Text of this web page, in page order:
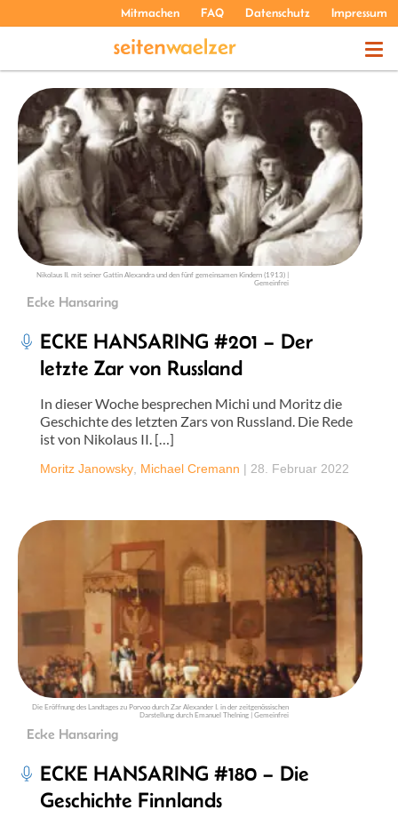
Mitmachen FAQ Datenschutz Impressum
THEMEN
PODCASTS
ÜBER UNS
Nikolaus II. mit seiner Gattin Alexandra und den fünf gemeinsamen Kindern (1913) |
Gemeinfrei
Ecke Hansaring
ECKE HANSARING #201 – Der
letzte Zar von Russland
In dieser Woche besprechen Michi und Moritz die
Geschichte des letzten Zars von Russland. Die Rede
ist von Nikolaus II. […]
Moritz Janowsky Michael Cremann | 28. Februar 2022
Die Eröffnung des Landtages zu Porvoo durch Zar Alexander I. in der zeitgenössischen
Darstellung durch Emanuel Thelning | Gemeinfrei
Ecke Hansaring
ECKE HANSARING #180 – Die
Geschichte Finnlands